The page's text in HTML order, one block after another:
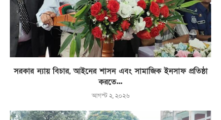
সরকার ন্যায় বিচার, আইনের শাসন এবং সামাজিক ইনসাফ প্রতিষ্ঠা
করতে...
আগস্ট ২, ২০২৬